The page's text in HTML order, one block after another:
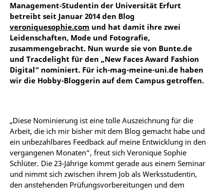
Management-Studentin der Universität Erfurt
betreibt seit Januar 2014 den Blog
veroniquesophie.com und hat damit ihre zwei
Leidenschaften, Mode und Fotografie,
zusammengebracht. Nun wurde sie von Bunte.de
und Tracdelight für den „New Faces Award Fashion
Digital“ nominiert. Für ich-mag-meine-uni.de haben
wir die Hobby-Bloggerin auf dem Campus getroffen.
„Diese Nominierung ist eine tolle Auszeichnung für die
Arbeit, die ich mir bisher mit dem Blog gemacht habe und
ein unbezahlbares Feedback auf meine Entwicklung in den
vergangenen Monaten“, freut sich Veronique Sophie
Schlüter. Die 23-Jährige kommt gerade aus einem Seminar
und nimmt sich zwischen ihrem Job als Werksstudentin,
den anstehenden Prüfungsvorbereitungen und dem